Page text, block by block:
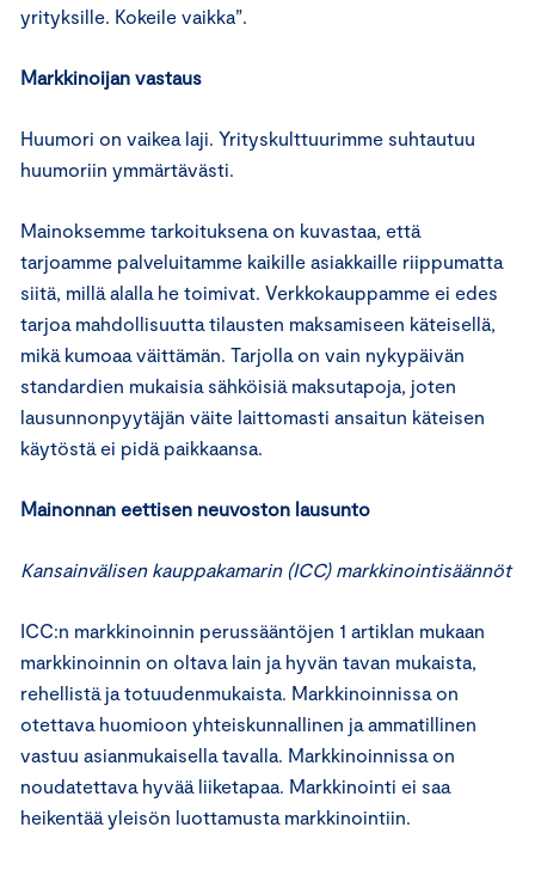
yrityksille. Kokeile vaikka”.
Markkinoijan vastaus
Huumori on vaikea laji. Yrityskulttuurimme suhtautuu
huumoriin ymmärtävästi.
Mainoksemme tarkoituksena on kuvastaa, että
tarjoamme palveluitamme kaikille asiakkaille riippumatta
siitä, millä alalla he toimivat. Verkkokauppamme ei edes
tarjoa mahdollisuutta tilausten maksamiseen käteisellä,
mikä kumoaa väittämän. Tarjolla on vain nykypäivän
standardien mukaisia sähköisiä maksutapoja, joten
lausunnonpyytäjän väite laittomasti ansaitun käteisen
käytöstä ei pidä paikkaansa.
Mainonnan eettisen neuvoston lausunto
Kansainvälisen kauppakamarin (ICC) markkinointisäännöt
ICC:n markkinoinnin perussääntöjen 1 artiklan mukaan
markkinoinnin on oltava lain ja hyvän tavan mukaista,
rehellistä ja totuudenmukaista. Markkinoinnissa on
otettava huomioon yhteiskunnallinen ja ammatillinen
vastuu asianmukaisella tavalla. Markkinoinnissa on
noudatettava hyvää liiketapaa. Markkinointi ei saa
heikentää yleisön luottamusta markkinointiin.